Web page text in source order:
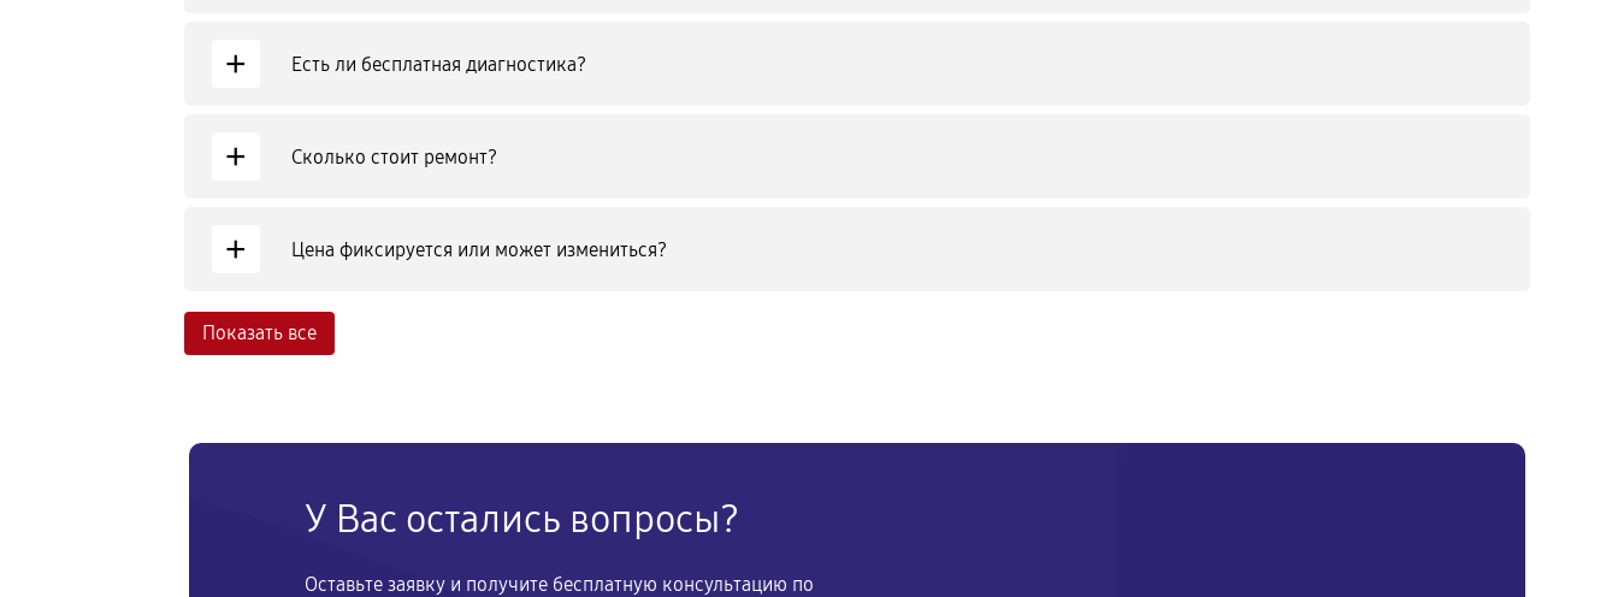
+ Есть ли бесплатная диагностика?
+ Сколько стоит ремонт?
+ Цена фиксируется или может измениться?
Показать все
У Вас остались вопросы?
Оставьте заявку и получите бесплатную консультацию по